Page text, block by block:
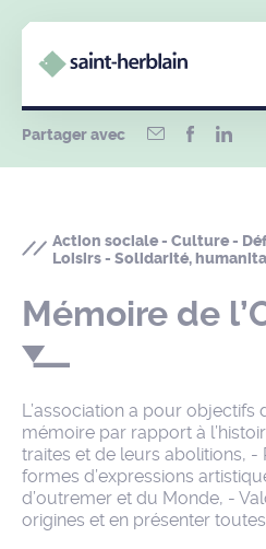
Partager avec
Action sociale - Culture -
Loisirs - Solidarité,
Mémoire de
L’association a pour
mémoire par rapport à
traites et de leurs abolitions,
formes d’expressions
d’outremer et du Monde, -
origines et en présenter